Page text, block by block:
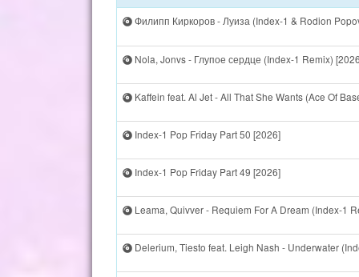
Филипп Киркоров - Луиза (Index-1 & Rodion
Nola, Jonvs - Глупое сердце (Index-1 Remix)
Kaffein feat. Al Jet - All That She Wants (Ace Of
Index-1 Pop Friday Part 50 [2026]
Index-1 Pop Friday Part 49 [2026]
Leama, Quivver - Requiem For A Dream (Index-1
Delerium, Tiesto feat. Leigh Nash - Underwater